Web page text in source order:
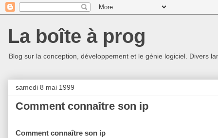
La boîte à prog
Blog sur la conception, développement et le génie logiciel. Divers
samedi 8 mai 1999
Comment connaître son ip
Comment connaître son ip